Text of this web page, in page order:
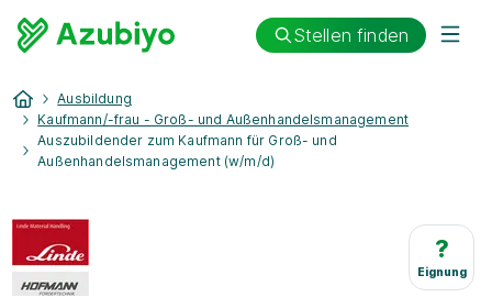
Stellen finden
Ausbildung
Kaufmann/-frau - Groß- und Außenhandelsmanagement
Auszubildender zum Kaufmann für Groß- und
Außenhandelsmanagement (w/m/d)
?
Eignung